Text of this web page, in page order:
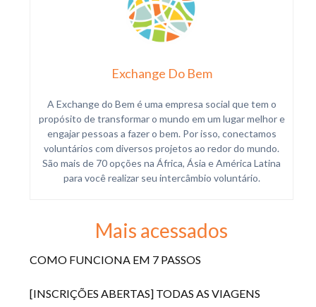
Exchange Do Bem
A Exchange do Bem é uma empresa social que tem o
propósito de transformar o mundo em um lugar melhor e
engajar pessoas a fazer o bem. Por isso, conectamos
voluntários com diversos projetos ao redor do mundo.
São mais de 70 opções na África, Ásia e América Latina
para você realizar seu intercâmbio voluntário.
Mais acessados
COMO FUNCIONA EM 7 PASSOS
[INSCRIÇÕES ABERTAS] TODAS AS VIAGENS